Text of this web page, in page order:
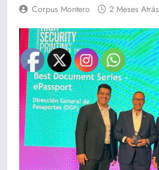
Corpus Montero 2 Meses Atrás